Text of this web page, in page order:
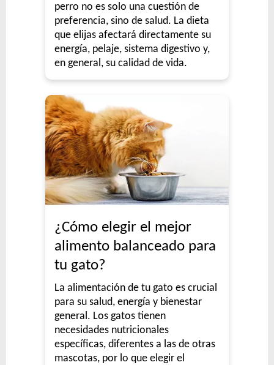
perro no es solo una cuestión de
preferencia, sino de salud. La dieta
que elijas afectará directamente su
energía, pelaje, sistema digestivo y,
en general, su calidad de vida.
¿Cómo elegir el mejor
alimento balanceado para
tu gato?
La alimentación de tu gato es crucial
para su salud, energía y bienestar
general. Los gatos tienen
necesidades nutricionales
específicas, diferentes a las de otras
mascotas, por lo que elegir el